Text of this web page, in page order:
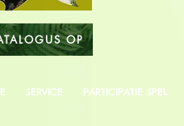
OP
SERVICE PARTICIPATIE SPEL